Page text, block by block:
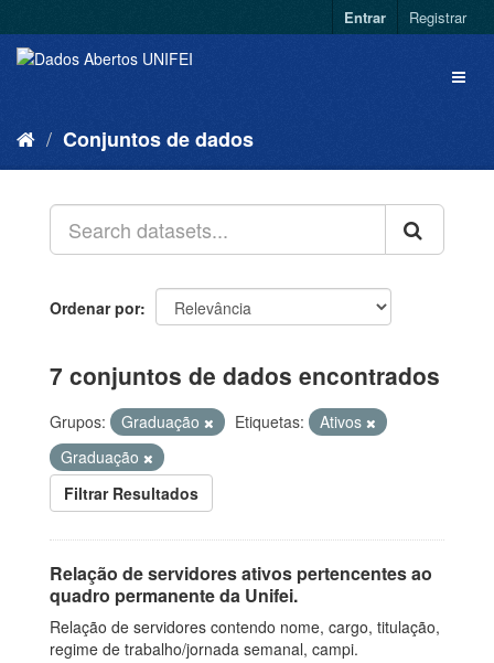
Entrar Registrar
Conjuntos de dados
Ordenar por
7 conjuntos de dados encontrados
Grupos: Graduação Etiquetas:
Ativos
Graduação
Filtrar Resultados
Relação de servidores ativos pertencentes ao
quadro permanente da Unifei.
Relação de servidores contendo nome, cargo, titulação,
regime de trabalho/jornada semanal, campi.